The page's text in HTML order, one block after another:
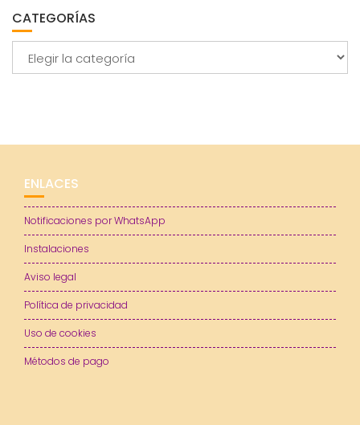
CATEGORÍAS
ENLACES
Notificaciones por WhatsApp
Instalaciones
Aviso legal
Política de privacidad
Uso de cookies
Métodos de pago